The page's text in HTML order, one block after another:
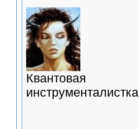
Квантовая
инструменталистка